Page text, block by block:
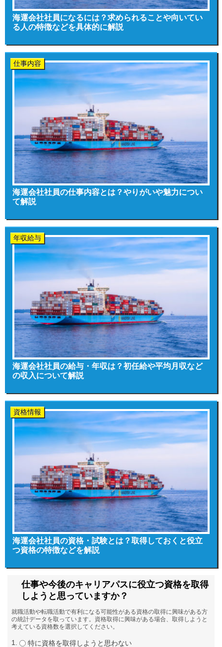
海運会社社員になるには？求められることや向いてい
る人の特徴などを具体的に解説
仕事内容
海運会社社員の仕事内容とは？やりがいや魅力につい
て解説
年収給与
海運会社社員の給与・年収は？初任給や平均月収など
の収入について解説
資格情報
海運会社社員の資格・試験とは？取得しておくと役立
つ資格の特徴などを解説
仕事や今後のキャリアパスに役立つ資格を取得
しようと思っていますか？
就職活動や転職活動で有利になる可能性がある資格の取得に興味がある方
の統計データを取っています。資格取得に興味がある場合、取得しようと
考えている資格数を選択してください。
特に資格を取得しようと思わない